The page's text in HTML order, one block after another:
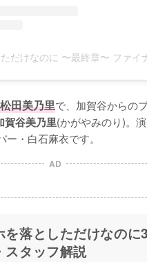
田美乃里で、加賀谷からの
賀谷美乃里(かがやみのり)。演
・白石麻衣です。
AD
を落としただけなのに
スタッフ解説